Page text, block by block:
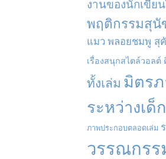
งานของนักเขีย
พฤติกรรมสุนั
แมว พลอยชมพู สุ
เรื่องสนุกสไตล์วอลต์
ทั้งเล่ม มิตร
ระหว่างเด็
ภาพประกอบตลอดเล่ม
วรรณกรร